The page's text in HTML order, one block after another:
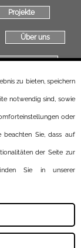
Projekte
Über uns
Impressum
zu bieten, speichern
notwendig sind, sowie
oder
beachten Sie, dass auf
der Seite zur
Sie in unserer